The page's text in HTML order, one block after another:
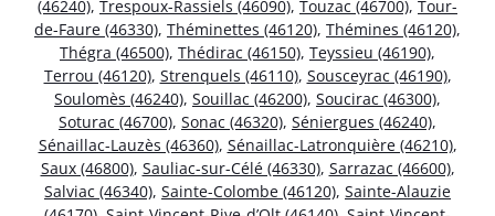
(46240), Trespoux-Rassiels (46090), Touzac (46700), Tour-
de-Faure (46330), Théminettes (46120), Thémines (46120),
Thégra (46500), Thédirac (46150), Teyssieu (46190),
Terrou (46120), Strenquels (46110), Sousceyrac (46190),
Soulomès (46240), Souillac (46200), Soucirac (46300),
Soturac (46700), Sonac (46320), Séniergues (46240),
Sénaillac-Lauzès (46360), Sénaillac-Latronquière (46210),
Saux (46800), Sauliac-sur-Célé (46330), Sarrazac (46600),
Salviac (46340), Sainte-Colombe (46120), Sainte-Alauzie